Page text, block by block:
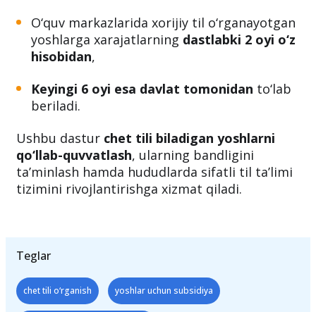
O‘quv markazlarida xorijiy til o‘rganayotgan
yoshlarga xarajatlarning dastlabki 2 oyi o‘z
hisobidan,
Keyingi 6 oyi esa davlat tomonidan to‘lab
beriladi.
Ushbu dastur chet tili biladigan yoshlarni
qo‘llab-quvvatlash, ularning bandligini
ta’minlash hamda hududlarda sifatli til ta’limi
tizimini rivojlantirishga xizmat qiladi.
Teglar
chet tili o‘rganish yoshlar uchun subsidiya